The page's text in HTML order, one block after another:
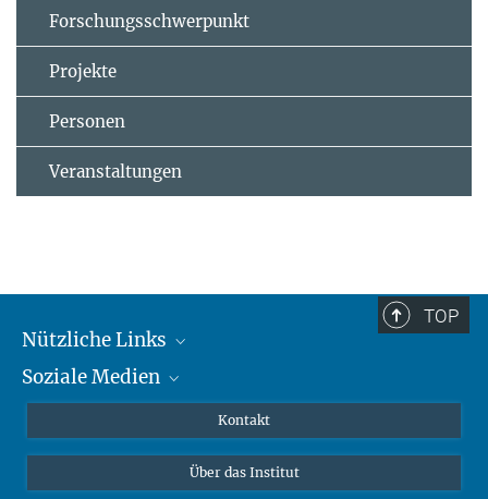
Forschungsschwerpunkt
Projekte
Personen
Veranstaltungen
TOP
Nützliche Links
MMG Alumni Corner
Online-Vorträge
Soziale Medien
Bluesky
Kontakt
Über das Institut